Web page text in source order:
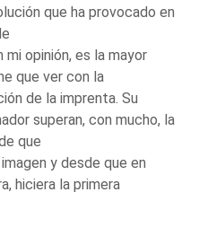
que ha provocado en
mi opinión, es la mayor
que ver con la
de la imprenta. Su
superan, con mucho, la
que
y desde que en
hiciera la primera